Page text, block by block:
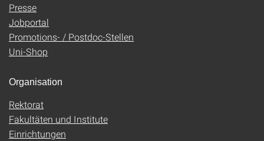
Presse
Jobportal
Promotions- / Postdoc-Stellen
Uni-Shop
Organisation
Rektorat
Fakultäten und Institute
Einrichtungen